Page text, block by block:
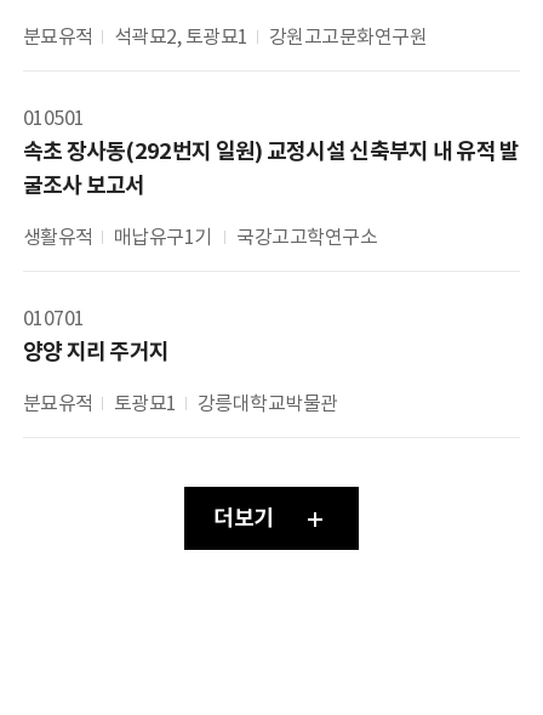
분묘유적 석곽묘2, 토광묘1 강원고고문화연구원
010501
속초 장사동(292번지 일원) 교정시설 신축부지 내 유적 발
굴조사 보고서
생활유적 매납유구1기 국강고고학연구소
010701
양양 지리 주거지
분묘유적 토광묘1 강릉대학교박물관
더보기